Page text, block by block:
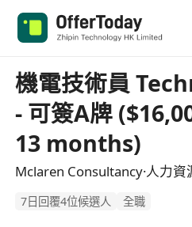
機電技術員
- 可簽A牌
13 months)
Mclaren Consultancy·人力
7日回覆4位候選人 全職